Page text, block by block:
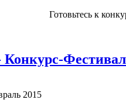
Готовьтесь к
- Конкурс-
2015